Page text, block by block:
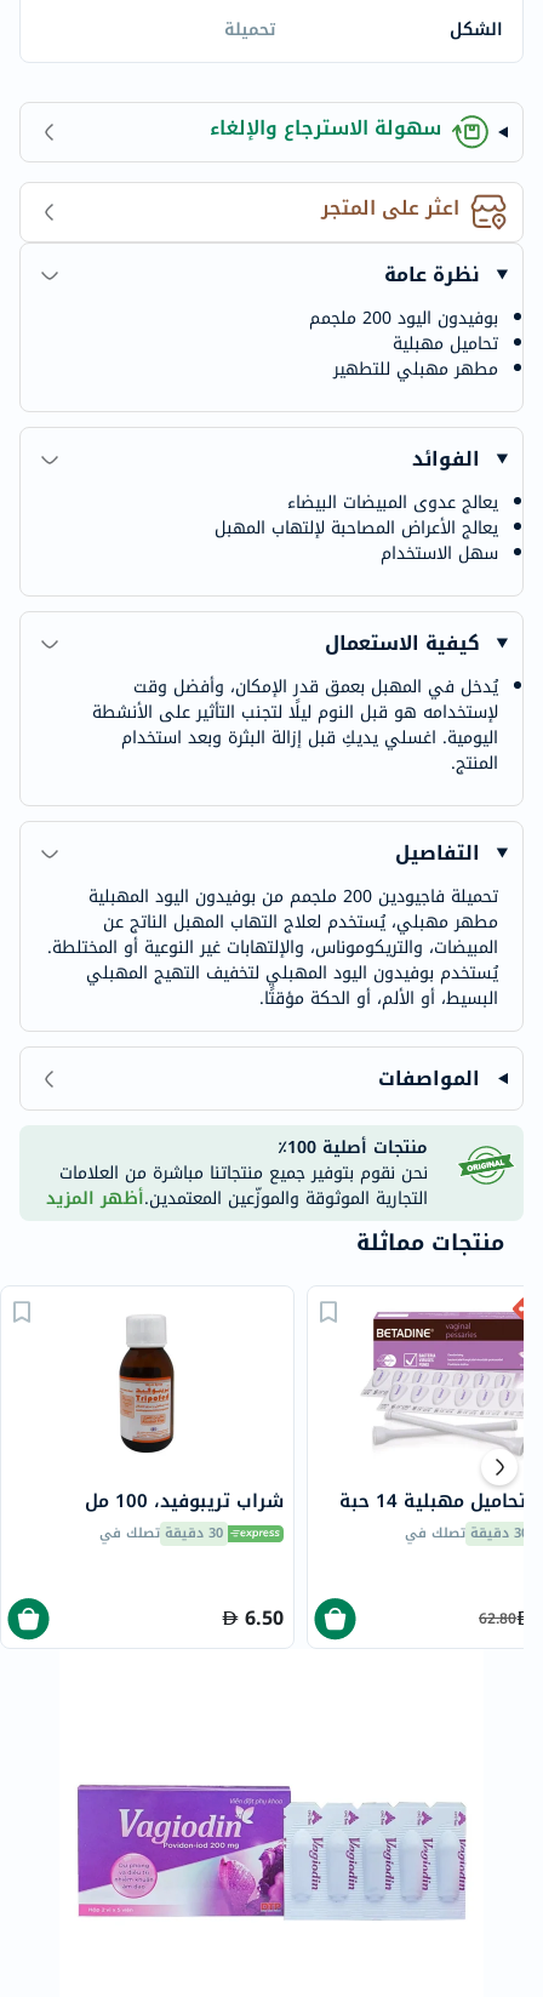
الشكل تحميلة
سهولة الاسترجاع والإلغاء
اعثر على المتجر
نظرة عامة
بوفيدون اليود 200 ملجمم
تحاميل مهبلية
مطهر مهبلي للتطهير
الفوائد
يعالج عدوى المبيضات البيضاء
يعالج الأعراض المصاحبة لإلتهاب المهبل
سهل الاستخدام
كيفية الاستعمال
يُدخل في المهبل بعمق قدر الإمكان، وأفضل وقت
لإستخدامه هو قبل النوم ليلًا لتجنب التأثير على الأنشطة
اليومية. اغسلي يديكِ قبل إزالة البثرة وبعد استخدام
المنتج.
التفاصيل
تحميلة فاجيودين 200 ملجمم من بوفيدون اليود المهبلية
مطهر مهبلي، يُستخدم لعلاج التهاب المهبل الناتج عن
المبيضات، والتريكوموناس، والإلتهابات غير النوعية أو المختلطة.
يُستخدم بوفيدون اليود المهبلي لتخفيف التهيج المهبلي
البسيط، أو الألم، أو الحكة مؤقتًا.
المواصفات
منتجات أصلية 100٪
نحن نقوم بتوفير جميع منتجاتنا مباشرة من العلامات
التجارية الموثوقة والموزّعين المعتمدين.أظهر المزيد
منتجات مماثلة
شراب تريبوفيد، 100 مل
30 دقيقة تصلك في
6.50
تحاميل مهبلية 14 حبة
30 دقيقة تصلك في
62.80